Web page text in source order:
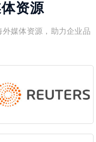
资源
媒体资源，助力企业品